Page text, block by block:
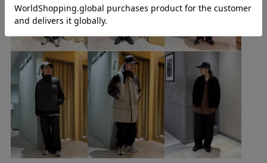
コットン コーディネートのアクセント コート
シャツ シワになりにくい シンプル ジャケット
ジーンズ ストレッチ素材 セットアップ タイト
タイプライター素材 チェック柄 テーパード
デニム生地 ドレープ感 ドローコード
バランスが良い ペイズリープリント ボリューム感
ミニマル モダン モノトーン リラックス感